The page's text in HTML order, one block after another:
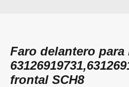
Faro delantero para
frontal SCH8